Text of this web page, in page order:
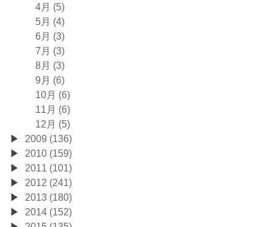
4月 (5)
5月 (4)
6月 (3)
7月 (3)
8月 (3)
9月 (6)
10月 (6)
11月 (6)
12月 (5)
2009 (136)
2010 (159)
2011 (101)
2012 (241)
2013 (180)
2014 (152)